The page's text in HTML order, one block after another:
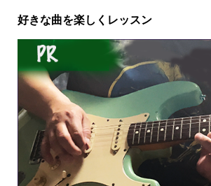
好きな曲を楽しくレッスン